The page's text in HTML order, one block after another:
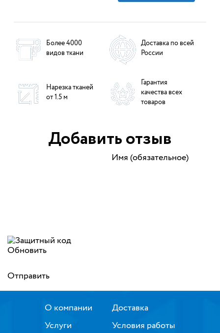
Более 4000
видов ткани
Доставка по всей
России
Нарезка тканей
от 1.5 м
Гарантия
качества всех
товаров
Добавить отзыв
Имя (обязательное)
Обновить
Отправить
О компании
Услуги
Доставка
Условия работы